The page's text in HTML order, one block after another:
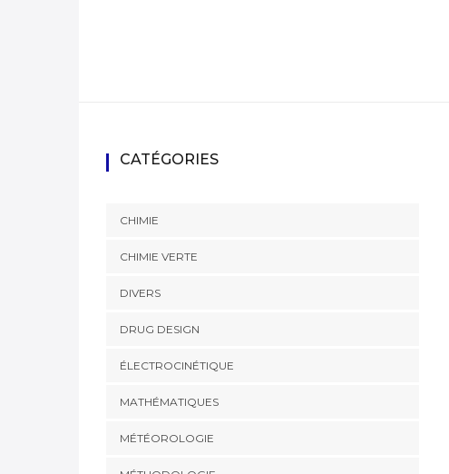
CATÉGORIES
CHIMIE
CHIMIE VERTE
DIVERS
DRUG DESIGN
ÉLECTROCINÉTIQUE
MATHÉMATIQUES
MÉTÉOROLOGIE